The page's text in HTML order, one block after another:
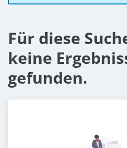
Für diese
keine
gefunden.